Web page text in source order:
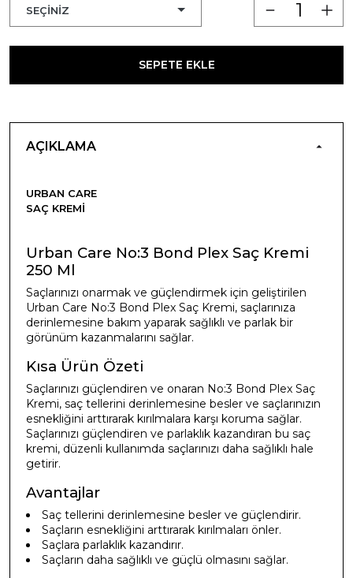
SEPETE EKLE
AÇIKLAMA
URBAN CARE
SAÇ KREMI
Urban Care No:3 Bond Plex Saç Kremi
250 Ml
Saçlarınızı onarmak ve güçlendirmek için geliştirilen
Urban Care No:3 Bond Plex Saç Kremi, saçlarınıza
derinlemesine bakım yaparak sağlıklı ve parlak bir
görünüm kazanmalarını sağlar.
Kısa Ürün Özeti
Saçlarınızı güçlendiren ve onaran No:3 Bond Plex Saç
Kremi, saç tellerini derinlemesine besler ve saçlarınızın
esnekliğini arttırarak kırılmalara karşı koruma sağlar.
Saçlarınızı güçlendiren ve parlaklık kazandıran bu saç
kremi, düzenli kullanımda saçlarınızı daha sağlıklı hale
getirir.
Avantajlar
Saç tellerini derinlemesine besler ve güçlendirir.
Saçların esnekliğini arttırarak kırılmaları önler.
Saçlara parlaklık kazandırır.
Saçların daha sağlıklı ve güçlü olmasını sağlar.